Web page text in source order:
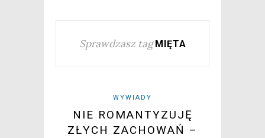
Sprawdzasz tag MIĘTA
WYWIADY
NIE ROMANTYZUJĘ
ZŁYCH ZACHOWAŃ –